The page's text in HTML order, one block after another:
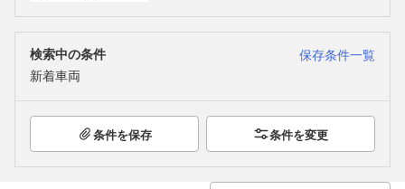
検索中の条件
保存条件一覧
新着車両
条件を保存 条件を変更